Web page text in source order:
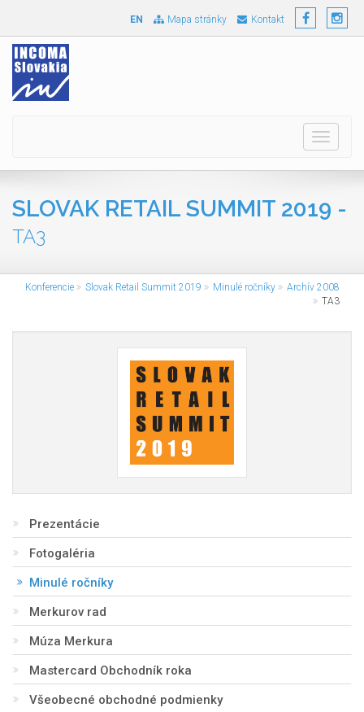
EN Mapa stránky Kontakt
Toggle
SLOVAK RETAIL SUMMIT 2019 -
TA3
Konferencie Slovak Retail Summit 2019 Minulé ročníky
Archív 2008
TA3
Prezentácie
Fotogaléria
Minulé ročníky
Merkurov rad
Múza Merkura
Mastercard Obchodník roka
Všeobecné obchodné podmienky